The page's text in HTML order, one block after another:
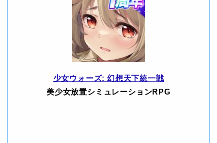
少女ウォーズ: 幻想天下統一戦
美少女放置シミュレーションRPG